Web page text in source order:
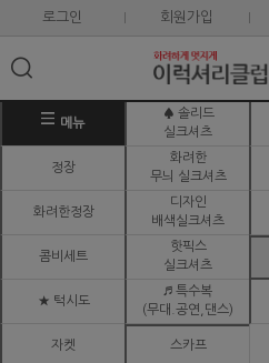
로그인 회원가입
메뉴
♠ 솔리드
실크셔츠
정장
화려한
무늬 실크셔츠
화려한정장
디자인
배색실크셔츠
콤비세트
핫픽스
실크셔츠
★ 턱시도
♬ 특수복
(무대.공연,댄스)
자켓 스카프